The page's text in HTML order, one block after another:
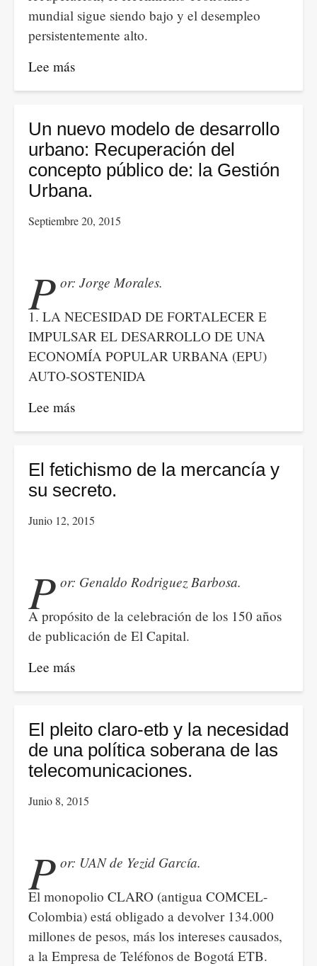
mundial sigue siendo bajo y el desempleo
persistentemente alto.
Lee más
Informe
Competitividad
Global
2015
–
Suiza
por
ocasión,
mientras
que
Chile
avanza
cinco
Un nuevo modelo de desarrollo
urbano: Recuperación del
concepto público de: la Gestión
Urbana.
Septiembre 20, 2015
P or: Jorge Morales.
1. LA NECESIDAD DE FORTALECER E
IMPULSAR EL DESARROLLO DE UNA
ECONOMÍA POPULAR URBANA (EPU)
AUTO-SOSTENIDA
Lee más
Un
modelo
de
urbano:
concepto
de:
la
El fetichismo de la mercancía y
su secreto.
Junio 12, 2015
P or: Genaldo Rodriguez Barbosa.
A propósito de la celebración de los 150 años
de publicación de El Capital.
Lee más
El
de
la
mercancía
su
El pleito claro-etb y la necesidad
de una política soberana de las
telecomunicaciones.
Junio 8, 2015
P or: UAN de Yezid García.
El monopolio CLARO (antigua COMCEL-
Colombia) está obligado a devolver 134.000
millones de pesos, más los intereses causados,
a la Empresa de Teléfonos de Bogotá ETB.